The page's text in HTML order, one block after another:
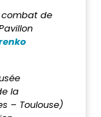
combat de
la
– Toulouse)